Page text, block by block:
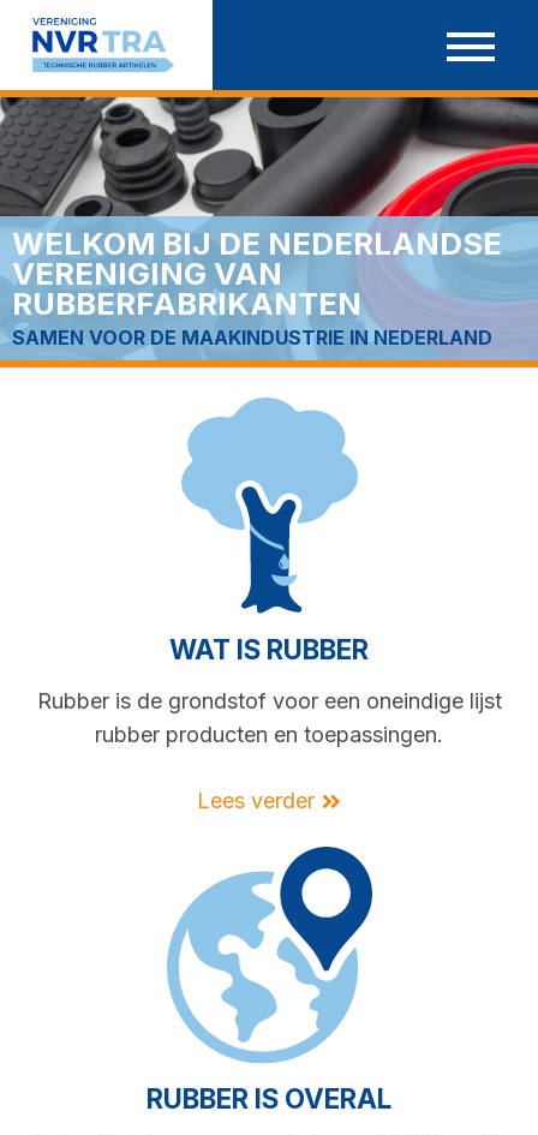
door
naar
inhoud
WELKOM BIJ DE NEDERLANDSE
VERENIGING VAN
RUBBERFABRIKANTEN
SAMEN VOOR DE MAAKINDUSTRIE IN NEDERLAND
WAT IS RUBBER
Rubber is de grondstof voor een oneindige lijst
rubber producten en toepassingen.
Lees verder
RUBBER IS OVERAL